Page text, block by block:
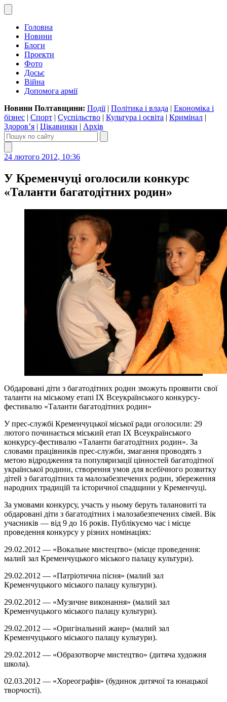
Головна
Новини
Блоги
Проекти
Фото
Досьє
Війна
Допомога армії
Новини Полтавщини: Події| Політика і влада | Економіка і
бізнес | Спорт | Суспільство | Культура і освіта | Кримінал |
Здоров’я | Цікавинки | Архів
24 лютого 2012, 10:36
У Кременчуці оголосили конкурс
«Таланти багатодітних родин»
Обдаровані діти з багатодітних родин зможуть проявити свої
таланти на міському етапі ІХ Всеукраїнського конкурсу-
фестивалю «Таланти багатодітних родин»
У прес-службі Кременчуцької міської ради оголосили: 29
лютого починається міський етап ІХ Всеукраїнського
конкурсу-фестивалю «Таланти багатодітних родин». За
словами працівників прес-служби, змагання проводять з
метою відродження та популяризації цінностей багатодітної
української родини, створення умов для всебічного розвитку
дітей з багатодітних та малозабезпечених родин, збереження
народних традицій та історичної спадщини у Кременчуці.
За умовами конкурсу, участь у ньому беруть талановиті та
обдаровані діти з багатодітних і малозабезпечених сімей. Вік
учасників — від 9 до 16 років. Публікуємо час і місце
проведення конкурсу у різних номінаціях:
29.02.2012 — «Вокальне мистецтво» (місце проведення:
малий зал Кременчуцького міського палацу культури).
29.02.2012 — «Патріотична пісня» (малий зал
Кременчуцького міського палацу культури).
29.02.2012 — «Музичне виконання» (малий зал
Кременчуцького міського палацу культури).
29.02.2012 — «Оригінальний жанр» (малий зал
Кременчуцького міського палацу культури).
29.02.2012 — «Образотворче мистецтво» (дитяча художня
школа).
02.03.2012 — «Хореографія» (будинок дитячої та юнацької
творчості).